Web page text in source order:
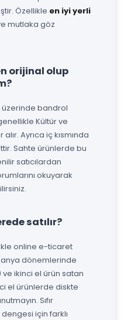
Özellikle en iyi yerli
mutlaka göz
orijinal olup
üzerinde bandrol
Kültür ve
Ayrıca iç kısmında
Sahte ürünlerde bu
satıcılardan
okuyarak
satılır?
online e-ticaret
dönemlerinde
ve ikinci el ürün satan
el ürünlerde diskte
Sıfır
için farklı